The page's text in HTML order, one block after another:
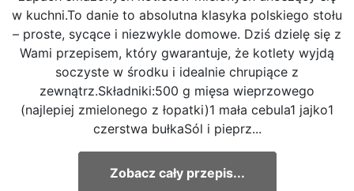
w kuchni.To danie to absolutna klasyka polskiego stołu
– proste, sycące i niezwykle domowe. Dziś dzielę się z
Wami przepisem, który gwarantuje, że kotlety wyjdą
soczyste w środku i idealnie chrupiące z
zewnątrz.Składniki:500 g mięsa wieprzowego
(najlepiej zmielonego z łopatki)1 mała cebula1 jajko1
czerstwa bułkaSól i pieprz...
Zobacz cały przepis...